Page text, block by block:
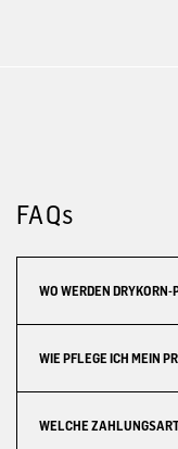
FAQs
WO WERDEN
WIE PFLEGE ICH MEIN
WELCHE